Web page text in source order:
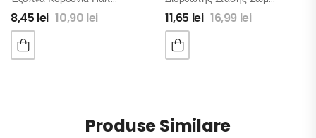
8,45 lei 10,90lei 11,65 lei 16,99lei
Produse Similare